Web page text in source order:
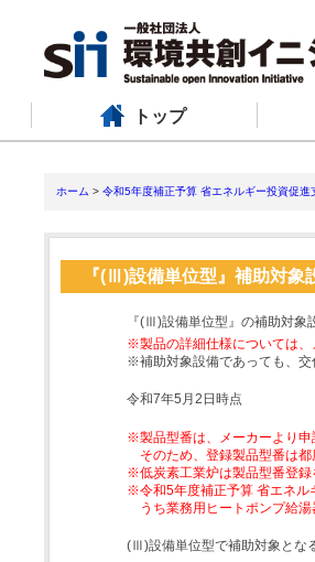
トップ
ホーム > 令和5年度補正予算 省エネルギー投資促進
『(Ⅲ)設備単位型』補助対象
『(Ⅲ)設備単位型』の補助対象
※製品の詳細仕様については、
※補助対象設備であっても、交
令和7年5月2日時点
※製品型番は、メーカーより
そのため、登録製品型番は
※低炭素工業炉は製品型番登録
※令和5年度補正予算 省エネル
うち業務用ヒートポンプ給
(Ⅲ)設備単位型で補助対象とな